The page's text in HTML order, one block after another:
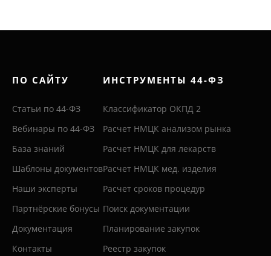
ПО САЙТУ
Статьи по 44-ФЗ
Вебинары по 44-ФЗ
База знаний
Шаблоны документов
Наши эксперты
Партнёрские бонусы
Документация
Контакты
ИНСТРУМЕНТЫ 44-ФЗ
Классификатор ОКПД 2
Расчет НМЦК анализом рынка
Расчет НМЦК для лекарств
Расчет НМЦК мед. изделия
Расчет сроков процедур
Поиск документации
Планирование закупок
Реестр закупок